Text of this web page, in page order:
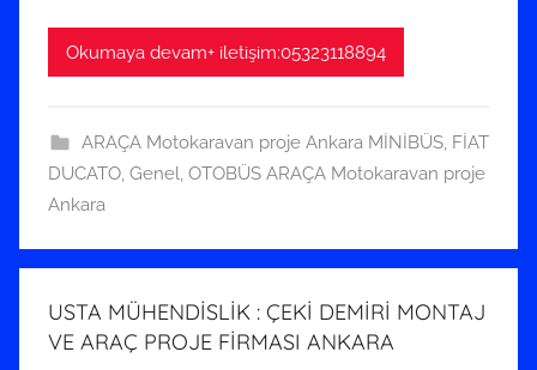
a
i
h
i
d
g
ö
Okumaya devam+ iletişim:05323118894
ARAÇA Motokaravan proje Ankara MİNİBÜS, FİAT
DUCATO, Genel, OTOBÜS ARAÇA Motokaravan proje
Ankara
USTA MÜHENDİSLİK : ÇEKİ DEMİRİ MONTAJ
VE ARAÇ PROJE FİRMASI ANKARA